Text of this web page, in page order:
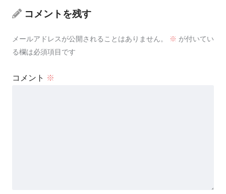
コメントを残す
メールアドレスが公開されることはありません。 ※ が付いてい
る欄は必須項目です
コメント ※